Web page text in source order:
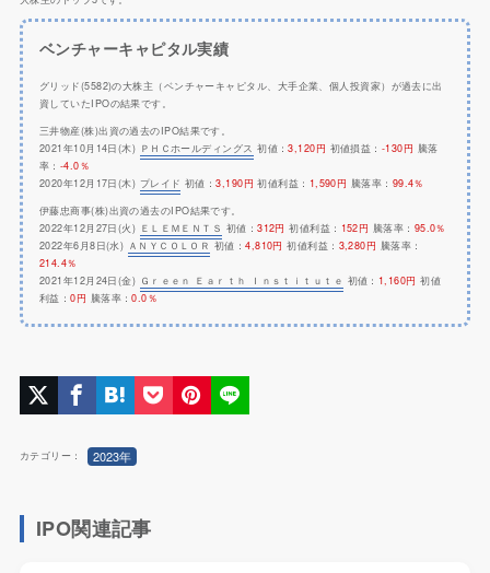
ベンチャーキャピタル実績
グリッド(5582)の大株主（ベンチャーキャピタル、大手企業、個人投資家）が過去に出
資していたIPOの結果です。
三井物産(株)出資の過去のIPO結果です。
2021年10月14日(木) ＰＨＣホールディングス 初値：3,120円 初値損益： -130円 騰落
率： -4.0％
2020年12月17日(木) プレイド 初値：3,190円 初値利益： 1,590円 騰落率： 99.4％
伊藤忠商事(株)出資の過去のIPO結果です。
2022年12月27日(火) ＥＬＥＭＥＮＴＳ 初値：312円 初値利益： 152円 騰落率： 95.0％
2022年6月8日(水) ＡＮＹＣＯＬＯＲ 初値：4,810円 初値利益： 3,280円 騰落率：
214.4％
2021年12月24日(金) Ｇｒｅｅｎ Ｅａｒｔｈ Ｉｎｓｔｉｔｕｔｅ 初値： 1,160円 初値
利益：0円 騰落率：0.0％
カテゴリー： 2023年
IPO関連記事